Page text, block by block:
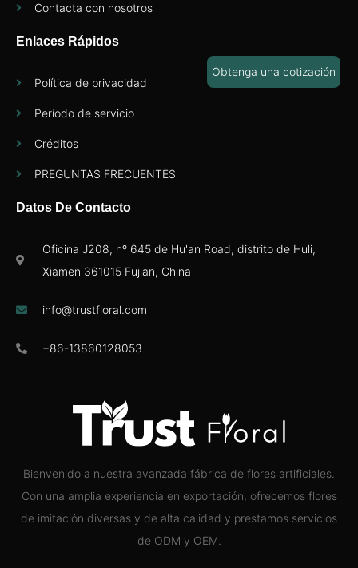
Bienvenido a nuestra avanzada fábrica de flores artificiales.
Con una amplia experiencia en exportación, ofrecemos flores
de imitación diversas y de alta calidad y prestamos servicios
de ODM y OEM.
Contacta con nosotros
Enlaces Rápidos
Política de privacidad
Período de servicio
Créditos
PREGUNTAS FRECUENTES
Datos De Contacto
Oficina J208, nº 645 de Hu'an Road, distrito de Huli,
Xiamen 361015 Fujian, China
info@trustfloral.com
+86-13860128053
Obtenga una cotización